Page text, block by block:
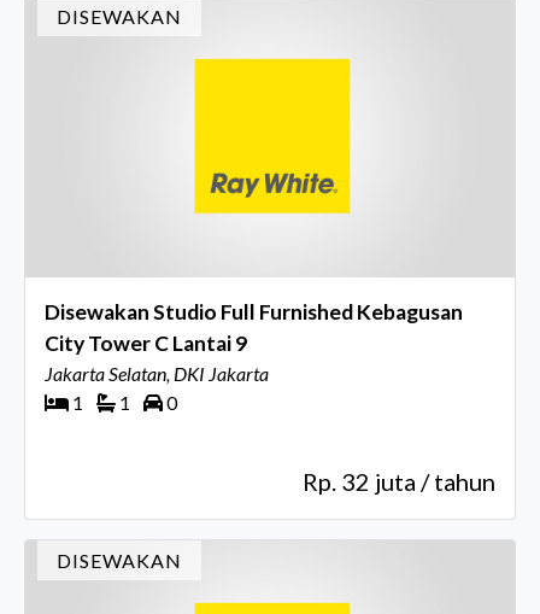
DISEWAKAN
Disewakan Studio Full Furnished Kebagusan
City Tower C Lantai 9
Jakarta Selatan, DKI Jakarta
1
1 0
Rp. 32 juta / tahun
DISEWAKAN